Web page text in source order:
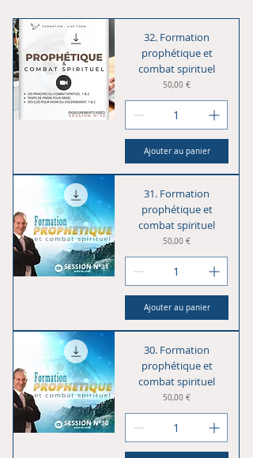
32. Formation
prophétique et
combat spirituel
Prix
50,00 €
Ajouter au panier
31. Formation
prophétique et
combat spirituel
Prix
50,00 €
Ajouter au panier
30. Formation
prophétique et
combat spirituel
Prix
50,00 €